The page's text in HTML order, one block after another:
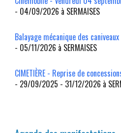
- 04/09/2026 à SERMAISES
Balayage mécanique des caniveaux
- 05/11/2026 à SERMAISES
CIMETIÈRE - Reprise de
- 29/09/2025 - 31/12/2026 à